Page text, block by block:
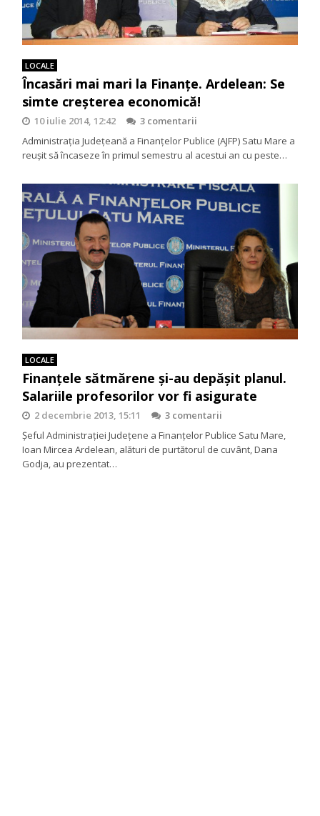
LOCALE
Încasări mai mari la Finanţe. Ardelean: Se
simte creşterea economică!
10 iulie 2014, 12:42
3 comentarii
Administraţia Judeţeană a Finanţelor Publice (AJFP) Satu Mare a
reuşit să încaseze în primul semestru al acestui an cu peste…
LOCALE
Finanţele sătmărene şi-au depăşit planul.
Salariile profesorilor vor fi asigurate
2 decembrie 2013, 15:11
3 comentarii
Şeful Administraţiei Judeţene a Finanţelor Publice Satu Mare,
Ioan Mircea Ardelean, alături de purtătorul de cuvânt, Dana
Godja, au prezentat…